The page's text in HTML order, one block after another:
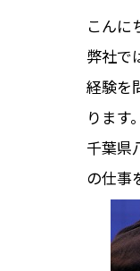
こんに
弊社で
経験を
ります。
千葉県
の仕事